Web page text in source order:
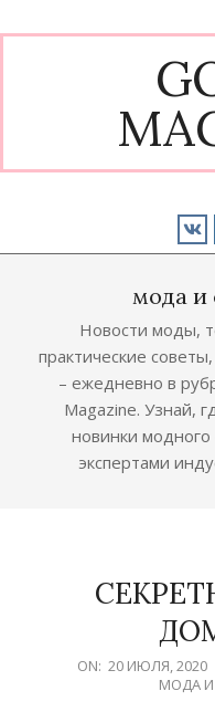
to
мода и
Новости моды,
практические
– ежедневно в
Magazine. Узнай,
новинки
экспертами
2020-
ON: 20 ИЮЛЯ, 2020
МОДА И